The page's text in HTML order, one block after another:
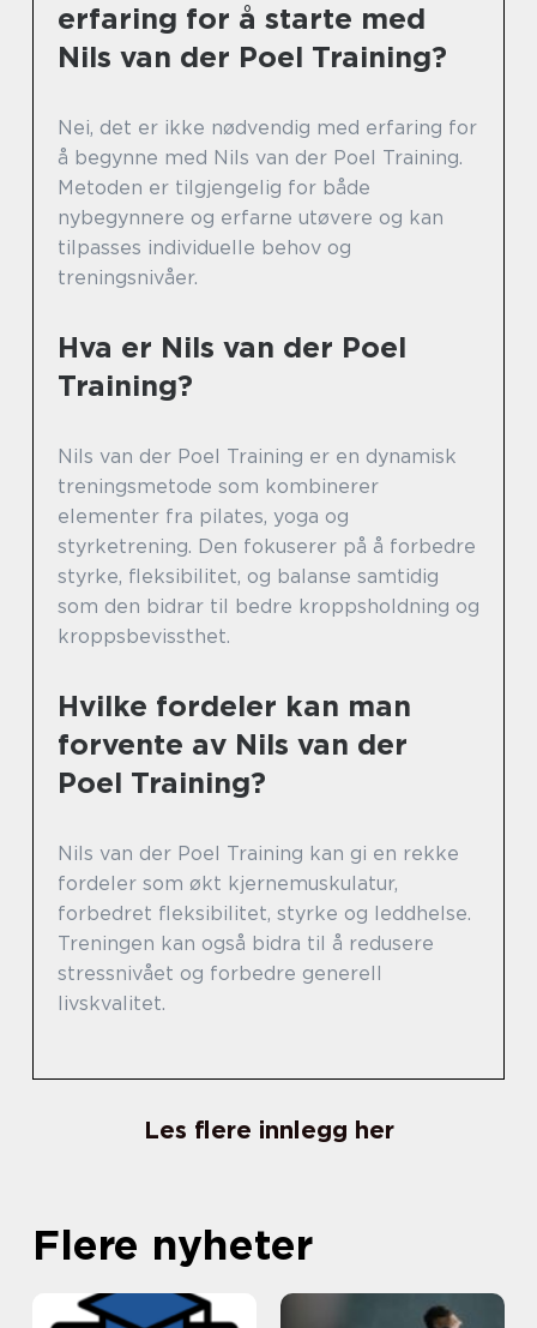
erfaring for å starte med
Nils van der Poel Training?
Nei, det er ikke nødvendig med erfaring for
å begynne med Nils van der Poel Training.
Metoden er tilgjengelig for både
nybegynnere og erfarne utøvere og kan
tilpasses individuelle behov og
treningsnivåer.
Hva er Nils van der Poel
Training?
Nils van der Poel Training er en dynamisk
treningsmetode som kombinerer
elementer fra pilates, yoga og
styrketrening. Den fokuserer på å forbedre
styrke, fleksibilitet, og balanse samtidig
som den bidrar til bedre kroppsholdning og
kroppsbevissthet.
Hvilke fordeler kan man
forvente av Nils van der
Poel Training?
Nils van der Poel Training kan gi en rekke
fordeler som økt kjernemuskulatur,
forbedret fleksibilitet, styrke og leddhelse.
Treningen kan også bidra til å redusere
stressnivået og forbedre generell
livskvalitet.
Les flere innlegg her
Flere nyheter